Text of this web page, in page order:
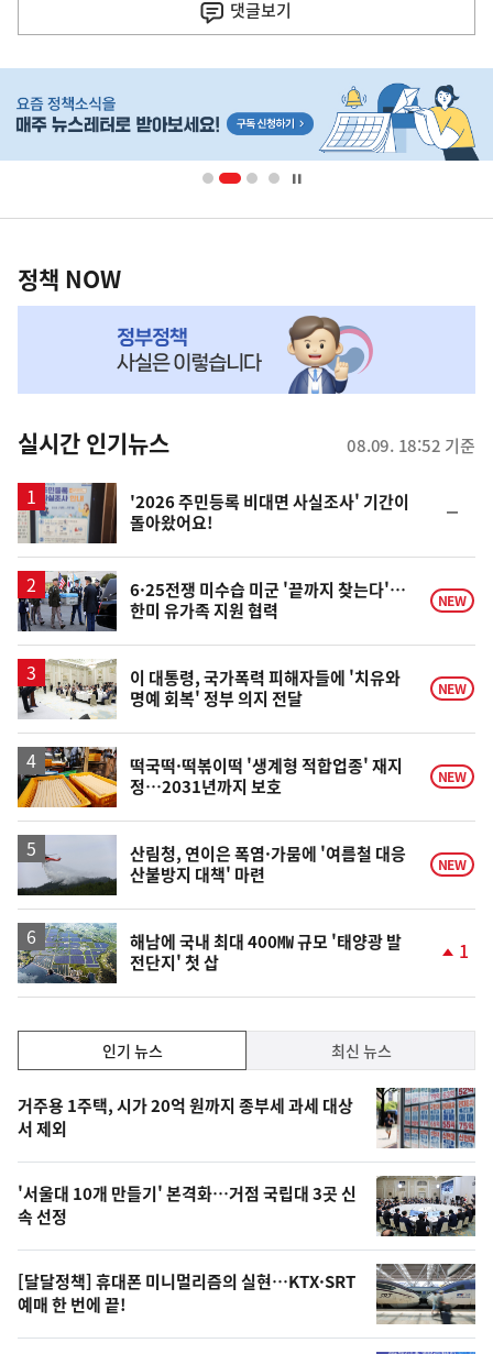
댓글보기
단
영
책
NOW,
뉴
스
정책 NOW
실시간 인기뉴스 08.09. 18:52 기준
'2026 주민등록 비대면 사실조사' 기간이
돌아왔어요!
일
6·25전쟁 미수습 미군 '끝까지 찾는다'…
한미 유가족 지원 협력
NEW
이 대통령, 국가폭력 피해자들에 '치유와
명예 회복' 정부 의지 전달
NEW
떡국떡·떡볶이떡 '생계형 적합업종' 재지
정…2031년까지 보호
NEW
산림청, 연이은 폭염·가뭄에 '여름철 대응
산불방지 대책' 마련
NEW
해남에 국내 최대 400㎿ 규모 '태양광 발
전단지' 첫 삽
상
승
1
기,
최
신,
오
늘
의
영
상
인기 뉴스 최신 뉴스
기
뉴
스
거주용 1주택, 시가 20억 원까지 종부세 과세 대상
서 제외
'서울대 10개 만들기' 본격화…거점 국립대 3곳 신
속 선정
[달달정책] 휴대폰 미니멀리즘의 실현…KTX·SRT
예매 한 번에 끝!